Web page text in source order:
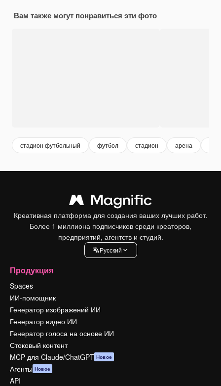
Вам также могут понравиться эти фото
стадион футбольный футбол стадион арена
Креативная платформа для создания ваших лучших работ.
Более 1 миллиона подписчиков среди креаторов,
предприятий, агентств и студий.
Pусский
Продукция
Spaces
ИИ-помощник
Генератор изображений ИИ
Генератор видео ИИ
Генератор голоса на основе ИИ
Стоковый контент
MCP для Claude/ChatGPT Новое
Агенты Новое
API